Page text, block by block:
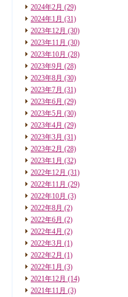
2024年2月 (29)
2024年1月 (31)
2023年12月 (30)
2023年11月 (30)
2023年10月 (28)
2023年9月 (28)
2023年8月 (30)
2023年7月 (31)
2023年6月 (29)
2023年5月 (30)
2023年4月 (29)
2023年3月 (31)
2023年2月 (28)
2023年1月 (32)
2022年12月 (31)
2022年11月 (29)
2022年10月 (3)
2022年8月 (2)
2022年6月 (2)
2022年4月 (2)
2022年3月 (1)
2022年2月 (1)
2022年1月 (3)
2021年12月 (14)
2021年11月 (3)